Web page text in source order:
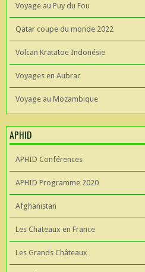
Voyage au Puy du Fou
Qatar coupe du monde 2022
Volcan Kratatoe Indonésie
Voyages en Aubrac
Voyage au Mozambique
APHID
APHID Conférences
APHID Programme 2020
Afghanistan
Les Chateaux en France
Les Grands Châteaux